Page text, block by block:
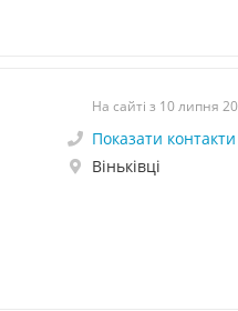
На сайті з 10 липня
Показати контакти
Віньківці